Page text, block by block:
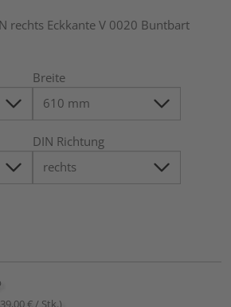
rechts Eckkante V 0020 Buntbart
Breite
DIN Richtung
€ / Stk.)